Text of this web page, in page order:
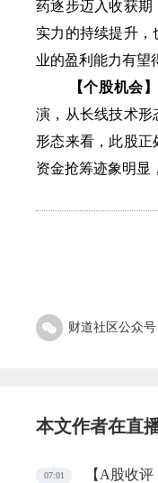
药逐步迈入收获期
实力的持续提升
业的盈利能力有望
【个股机会】
演，从长线技术形
形态来看，此股正
资金抢筹迹象明显
财道社区公众号
本文作者在直
07:01
【A股收